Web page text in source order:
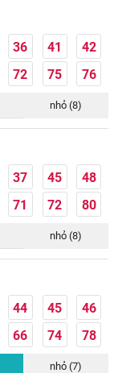
36 41
42
72 75 76
nhỏ (8)
37 45
48
71 72 80
nhỏ (8)
44 45
46
66 74 78
nhỏ (7)